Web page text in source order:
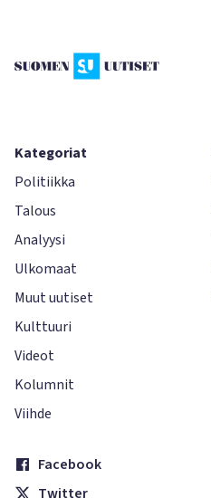
Kategoriat
Politiikka
Talous
Analyysi
Ulkomaat
Muut uutiset
Kulttuuri
Videot
Kolumnit
Viihde
Facebook
Twitter